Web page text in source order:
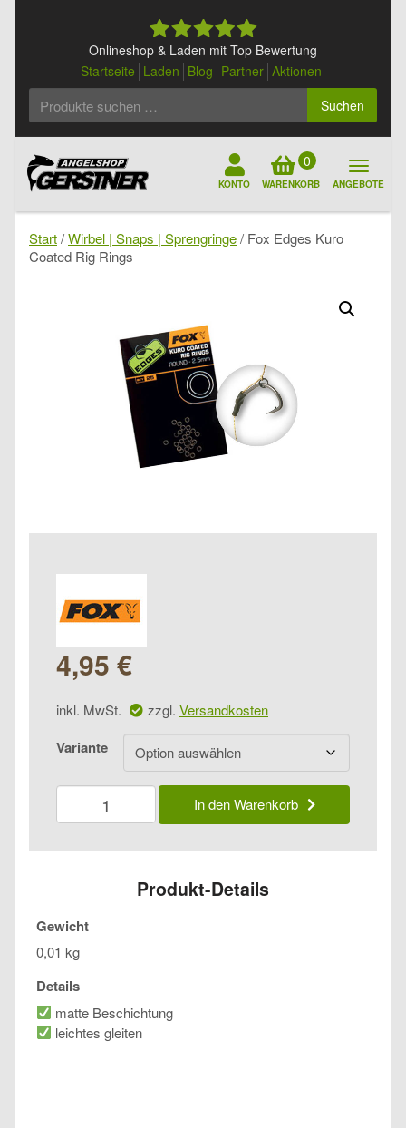
Onlineshop & Laden mit Top Bewertung
Startseite Laden Blog Partner Aktionen
Suchen
KONTO
0
WARENKORB ANGEBOTE
Start/Wirbel | Snaps | Sprengringe/ Fox Edges Kuro
Coated Rig Rings
4,95 €
inkl. MwSt. zzgl. Versandkosten
Variante
Fox
Kuro
Coated
In den Warenkorb
Produkt-Details
Gewicht
0,01 kg
Details
matte Beschichtung
leichtes gleiten